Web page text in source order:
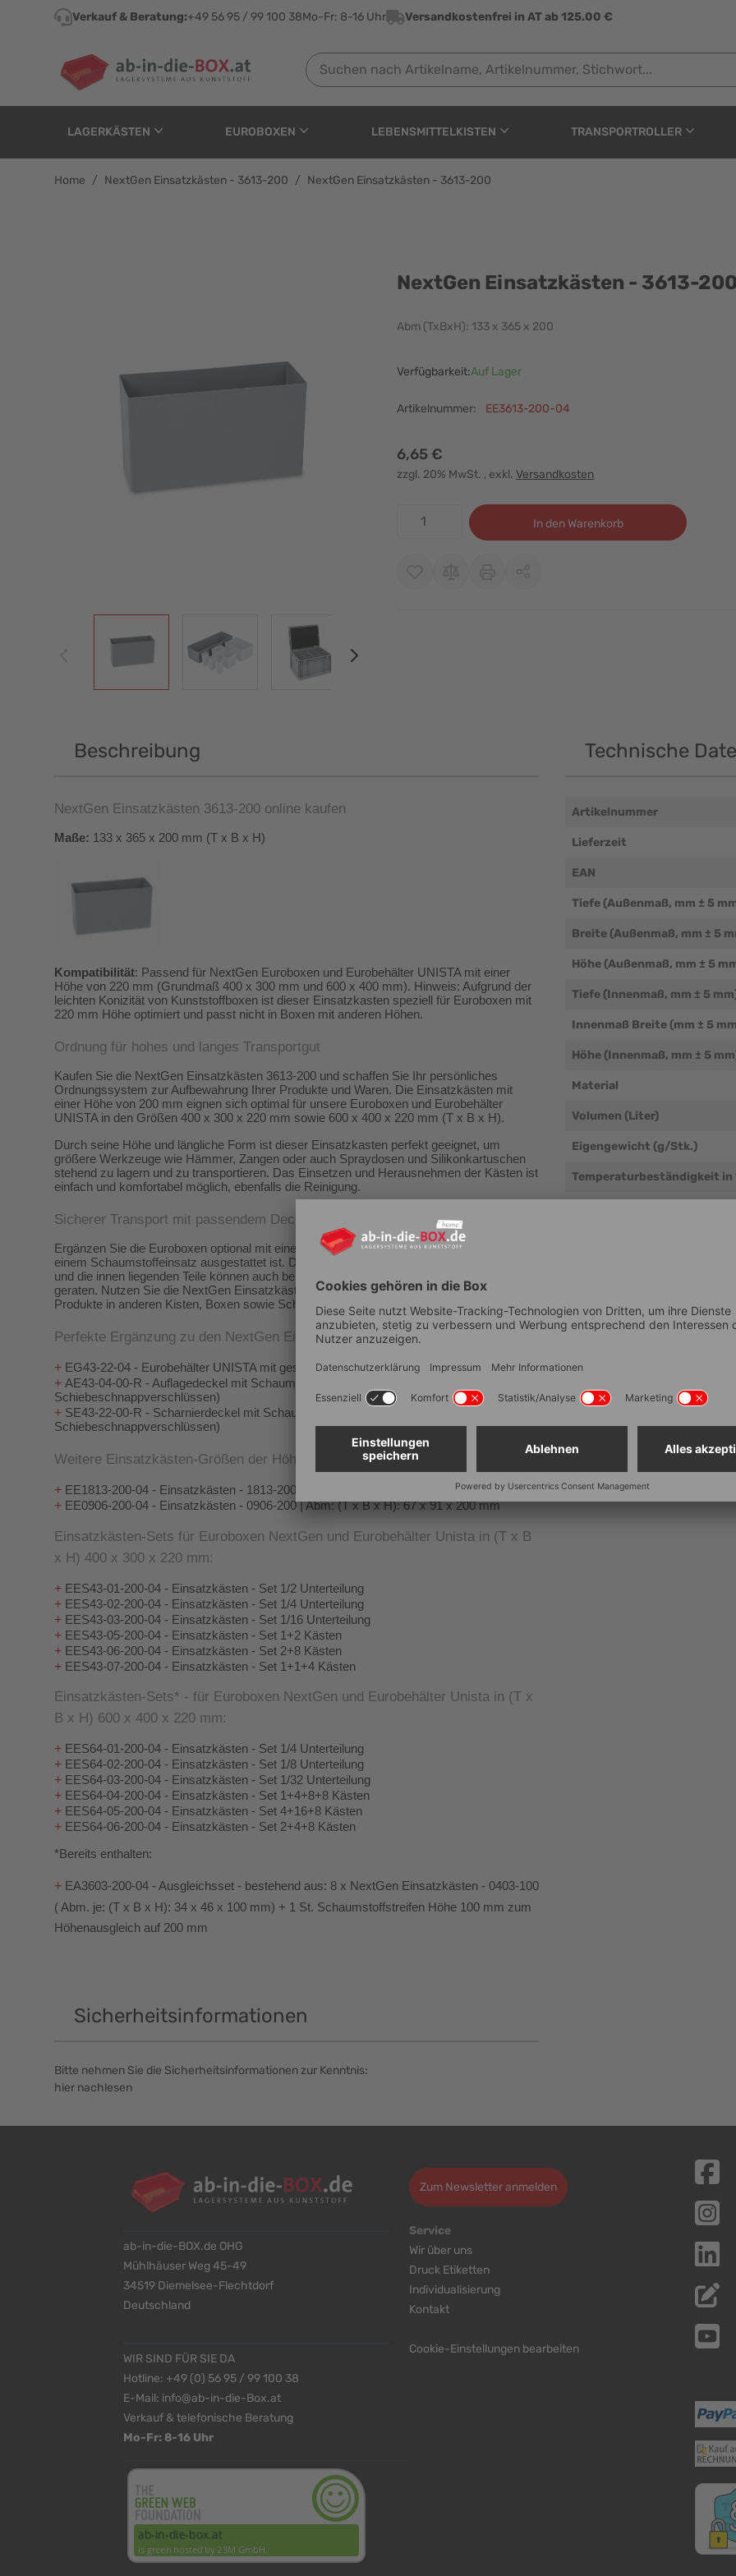
Direkt zum Inhalt
Verkauf & Beratung:+49 56 95 / 99 100 38Mo-Fr: 8-16 Uhr Versandkostenfrei in AT ab 125.00 €
Suchen nach Artikelname, Artikelnummer, Stichwort...
LAGERKÄSTEN EUROBOXEN LEBENSMITTELKISTEN TRANSPORTROLLER
Home / NextGen Einsatzkästen - 3613-200 / NextGen Einsatzkästen - 3613-200
NextGen Einsatzkästen - 3613-200
View larger imageView larger image
NextGen Einsatzkästen - 3613-200
Abm (TxBxH): 133 x 365 x 200
Verfügbarkeit:Auf Lager
Artikelnummer: EE3613-200-04
6,65 €
zzgl. 20% MwSt. , exkl. Versandkosten
In den Warenkorb
Beschreibung
NextGen Einsatzkästen 3613-200 online kaufen
Maße: 133 x 365 x 200 mm (T x B x H)
Kompatibilität: Passend für NextGen Euroboxen und Eurobehälter UNISTA mit einer
Höhe von 220 mm (Grundmaß 400 x 300 mm und 600 x 400 mm). Hinweis: Aufgrund der
leichten Konizität von Kunststoffboxen ist dieser Einsatzkasten speziell für Euroboxen mit
220 mm Höhe optimiert und passt nicht in Boxen mit anderen Höhen.
Ordnung für hohes und langes Transportgut
Kaufen Sie die NextGen Einsatzkästen 3613-200 und schaffen Sie Ihr persönliches
Ordnungssystem zur Aufbewahrung Ihrer Produkte und Waren. Die Einsatzkästen mit
einer Höhe von 200 mm eignen sich optimal für unsere Euroboxen und Eurobehälter
UNISTA in den Größen 400 x 300 x 220 mm sowie 600 x 400 x 220 mm (T x B x H).
Durch seine Höhe und längliche Form ist dieser Einsatzkasten perfekt geeignet, um
größere Werkzeuge wie Hämmer, Zangen oder auch Spraydosen und Silikonkartuschen
stehend zu lagern und zu transportieren. Das Einsetzen und Herausnehmen der Kästen ist
einfach und komfortabel möglich, ebenfalls die Reinigung.
Sicherer Transport mit passendem Deckel
Ergänzen Sie die Euroboxen optional mit einem Auflage- oder Scharnierdeckel, der mit
einem Schaumstoffeinsatz ausgestattet ist. Damit schließen die Einsatzkästen dicht ab
und die innen liegenden Teile können auch bei Erschütterungen nicht durcheinander
geraten. Nutzen Sie die NextGen Einsatzkästen 3613-200 gerne auch, um Utensilien und
Produkte in anderen Kisten, Boxen sowie Schubladen & Co. zu ordnen.
Perfekte Ergänzung zu den NextGen Einsatzkästen:
+ EG43-22-04 - Eurobehälter UNISTA mit geschlossenen Griffen 43-220
+ AE43-04-00-R - Auflagedeckel mit Schaumstoff - Maß 400x300x28 mm (inkl. 4
Schiebeschnappverschlüssen)
+ SE43-22-00-R - Scharnierdeckel mit Schaumstoff - Maß 400x300x28 mm (inkl. 2
Schiebeschnappverschlüssen)
Weitere Einsatzkästen-Größen der Höhe 200 mm:
+ EE1813-200-04 - Einsatzkästen - 1813-200 | Abm: (T x B x H): 133 x 182 x 200 mm
+ EE0906-200-04 - Einsatzkästen - 0906-200 | Abm: (T x B x H): 67 x 91 x 200 mm
Einsatzkästen-Sets für Euroboxen NextGen und Eurobehälter Unista in (T x B
x H) 400 x 300 x 220 mm:
+ EES43-01-200-04 - Einsatzkästen - Set 1/2 Unterteilung
+ EES43-02-200-04 - Einsatzkästen - Set 1/4 Unterteilung
+ EES43-03-200-04 - Einsatzkästen - Set 1/16 Unterteilung
+ EES43-05-200-04 - Einsatzkästen - Set 1+2 Kästen
+ EES43-06-200-04 - Einsatzkästen - Set 2+8 Kästen
+ EES43-07-200-04 - Einsatzkästen - Set 1+1+4 Kästen
Einsatzkästen-Sets* - für Euroboxen NextGen und Eurobehälter Unista in (T x
B x H) 600 x 400 x 220 mm:
+ EES64-01-200-04 - Einsatzkästen - Set 1/4 Unterteilung
+ EES64-02-200-04 - Einsatzkästen - Set 1/8 Unterteilung
+ EES64-03-200-04 - Einsatzkästen - Set 1/32 Unterteilung
+ EES64-04-200-04 - Einsatzkästen - Set 1+4+8+8 Kästen
+ EES64-05-200-04 - Einsatzkästen - Set 4+16+8 Kästen
+ EES64-06-200-04 - Einsatzkästen - Set 2+4+8 Kästen
*Bereits enthalten:
+ EA3603-200-04 - Ausgleichsset - bestehend aus: 8 x NextGen Einsatzkästen - 0403-100
( Abm. je: (T x B x H): 34 x 46 x 100 mm) + 1 St. Schaumstoffstreifen Höhe 100 mm zum
Höhenausgleich auf 200 mm
Technische
Artikelnummer
Lieferzeit
EAN
Tiefe (Außenmaß, mm ± 5
Breite (Außenmaß, mm ± 5
Höhe (Außenmaß, mm ± 5
Tiefe (Innenmaß, mm ± 5
Innenmaß Breite (mm ± 5
Höhe (Innenmaß, mm ± 5
Material
Volumen (Liter)
Eigengewicht (g/Stk.)
Temperaturbeständigkeit in
Lebensmittelechtheit
Sicherheitsinformationen
Bitte nehmen Sie die Sicherheitsinformationen zur Kenntnis:
hier nachlesen
ab-in-die-BOX.de OHG
Mühlhäuser Weg 45-49
34519 Diemelsee-Flechtdorf
Deutschland
WIR SIND FÜR SIE DA
Hotline: +49 (0) 56 95 / 99 100 38
E-Mail: info@ab-in-die-Box.at
Verkauf & telefonische Beratung
Mo-Fr: 8-16 Uhr
Zum Newsletter anmelden
Service
Wir über uns
Druck Etiketten
Individualisierung
Kontakt
Cookie-Einstellungen bearbeiten